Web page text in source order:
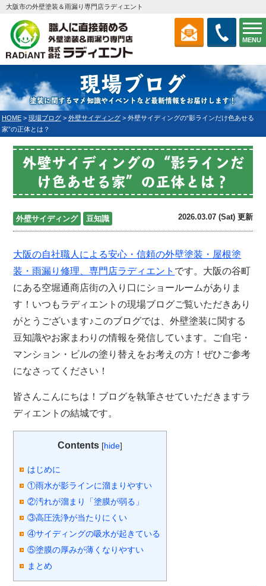
MENU
大阪市の外壁塗装＆雨漏り専門店ラディエント
現場ブログ
塗装に関するマメ知識やイベントなど最新情報をお届けします！
HOME > 現場ブログ > 外壁サイディング > 外壁サイディングの“影ラインだけ色あせる
家”の正体とは？
外壁サイディングの“影ラインだ
け色あせる家”の正体とは？
外壁サイディング 豆知識 2026.03.07 (Sat) 更新
大阪の自社職人による安心・信頼の外壁塗装・屋根塗
装・雨漏り修理、専門店ラディエント です。大阪の谷町
にある空堀通商店街の入り口にショールームがありま
す！いつもラディエントの現場ブログご覧いただきあり
がとうございます♪このブログでは、外壁塗装に関する
豆知識やお家まわりの情報を発信しています。ご自宅・
マンション・ビルの塗り替えをお考えの方！ぜひご参考
になさってください！
皆さんこんにちは！ブログを執筆させていただきますラ
ディエントの結城です。
Contents [hide]
はじめに
①雨水が影ラインに溜まりやすい
②汚れが溜まり「塗膜が弱る」
③高圧洗浄が当たりにくい
④サイディングの吸水が起きている
⑤塗膜の厚みが薄くなりやすい
まとめ